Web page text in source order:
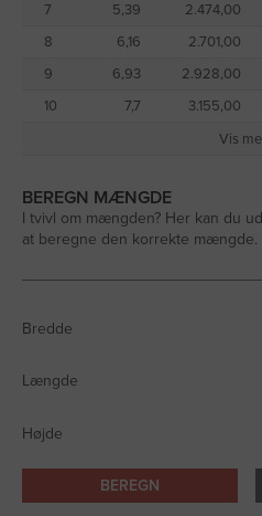
7
5,39 2.474,00
8
6,16 2.701,00
9
6,93 2.928,00
10
7,7 3.155,00
Vis
BEREGN MÆNGDE
I tvivl om mængden? Her kan du
at beregne den korrekte mængde.
Bredde
Længde
Højde
BEREGN